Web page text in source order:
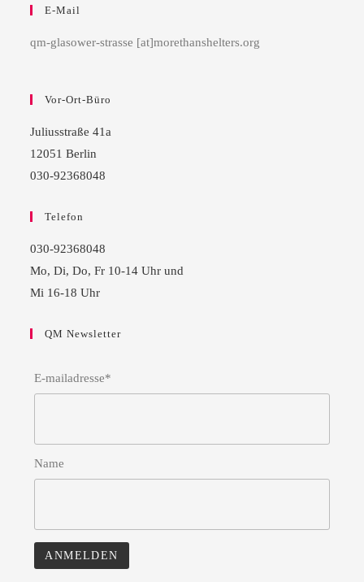
E-Mail
qm-glasower-strasse [at]morethanshelters.org
Vor-Ort-Büro
Juliusstraße 41a
12051 Berlin
030-92368048
Telefon
030-92368048
Mo, Di, Do, Fr 10-14 Uhr und
Mi 16-18 Uhr
QM Newsletter
E-mailadresse*
Name